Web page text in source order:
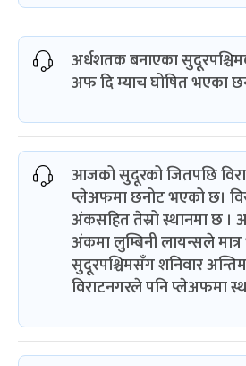
अर्धशतक बनाएका
अफ दि म्याच घोषित भएका
आजको सुदूरको जितपछि
प्लेअफमा छनोट भएको छ।
अंकसहित तेस्रो स्थानमा छ ।
अंकमा लुम्बिनी लायन्सले
सुदूरपश्चिमसँग शनिवार
विराटनगरले पनि प्लेअफमा